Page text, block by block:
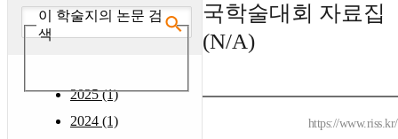
이 학술지의 논문 검
색
2025 (1)
2024 (1)
국학술대회 자료
(N/A)
https://